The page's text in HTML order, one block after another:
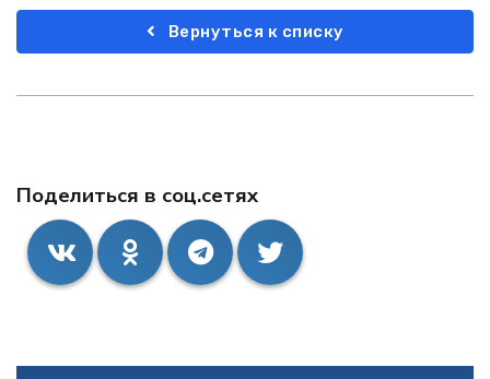
Поделиться в соц.сетях
Вернуться к списку